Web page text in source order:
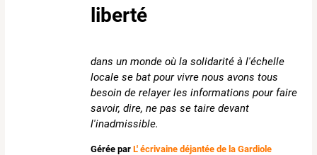
liberté
dans un monde où la solidarité à l'échelle
locale se bat pour vivre nous avons tous
besoin de relayer les informations pour faire
savoir, dire, ne pas se taire devant
l'inadmissible.
Gérée parL' écrivaine déjantée de la Gardiole